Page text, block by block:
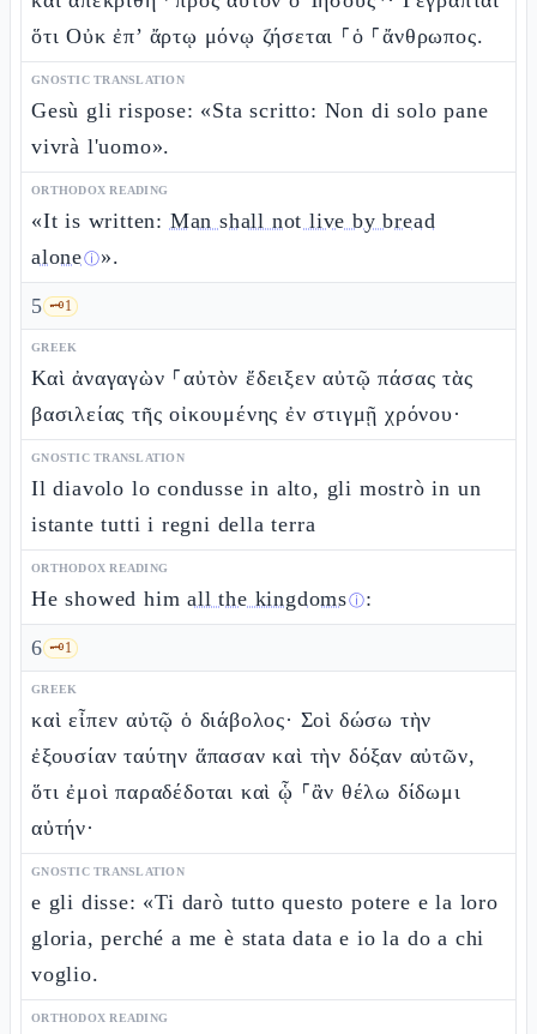
ὅτι Οὐκ ἐπ’ ἄρτῳ μόνῳ ζήσεται ⸀ὁ ⸀ἄνθρωπος.
GNOSTIC TRANSLATION
Gesù gli rispose: «Sta scritto: Non di solo pane
vivrà l'uomo».
ORTHODOX READING
«It is written: Man shall not live by bread
aloneⓘ».
5 🗝️1
GREEK
Καὶ ἀναγαγὼν ⸀αὐτὸν ἔδειξεν αὐτῷ πάσας τὰς
βασιλείας τῆς οἰκουμένης ἐν στιγμῇ χρόνου·
GNOSTIC TRANSLATION
Il diavolo lo condusse in alto, gli mostrò in un
istante tutti i regni della terra
ORTHODOX READING
He showed himall the kingdomsⓘ:
6 🗝️1
GREEK
καὶ εἶπεν αὐτῷ ὁ διάβολος· Σοὶ δώσω τὴν
ἐξουσίαν ταύτην ἅπασαν καὶ τὴν δόξαν αὐτῶν,
ὅτι ἐμοὶ παραδέδοται καὶ ᾧ ⸀ἂν θέλω δίδωμι
αὐτήν·
GNOSTIC TRANSLATION
e gli disse: «Ti darò tutto questo potere e la loro
gloria, perché a me è stata data e io la do a chi
voglio.
ORTHODOX READING